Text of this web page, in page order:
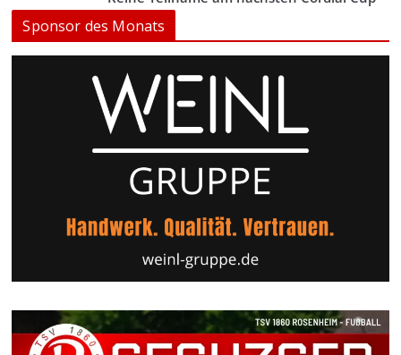
Sponsor des Monats